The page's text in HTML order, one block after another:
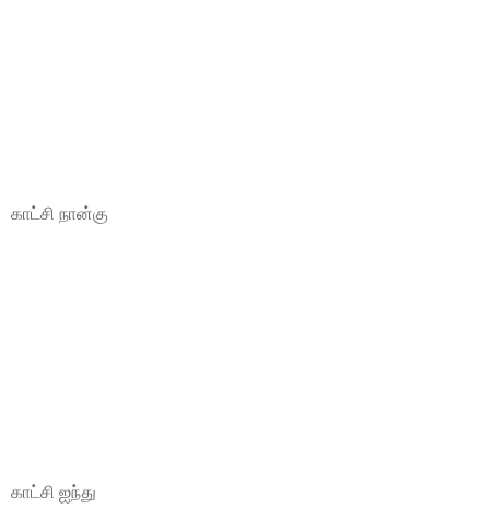
காட்சி நான்கு
காட்சி ஐந்து